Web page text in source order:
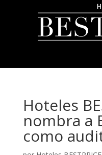
Hoteles
nombra a
como